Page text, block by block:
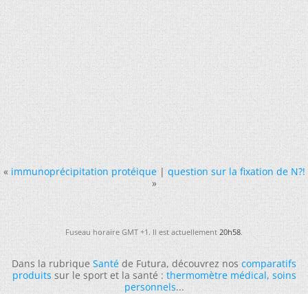
« immunoprécipitation protéique|question sur la fixation de N?!
»
Fuseau horaire GMT +1. Il est actuellement20h58.
Dans la rubriqueSantéde Futura, découvrez noscomparatifs
produitssur le sport et la santé :thermomètre médical,soins
personnels...